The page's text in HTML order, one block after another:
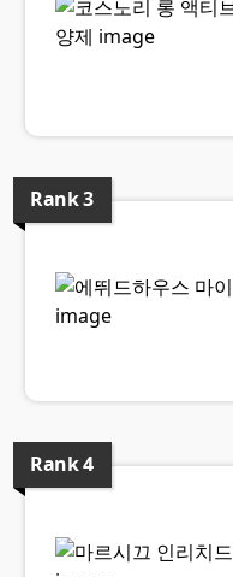
Rank3
Rank4